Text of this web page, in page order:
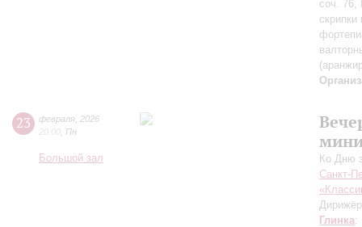
соч.
23 февраля 2026
20:00 Пн
Большой зал
Ко Дню
Санкт-
Глинка: